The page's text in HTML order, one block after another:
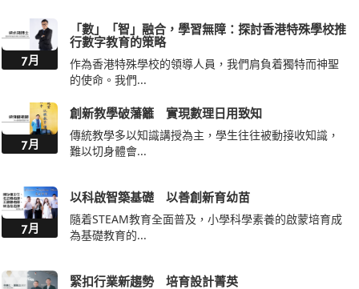
7月
「數」「智」融合，學習無障：探討香港特殊學校推
行數字教育的策略
作為香港特殊學校的領導人員，我們肩負着獨特而神聖
的使命。我們...
7月
創新教學破藩籬 實現數理日用致知
傳統教學多以知識講授為主，學生往往被動接收知識，
難以切身體會...
7月
以科啟智築基礎 以善創新育幼苗
隨着STEAM教育全面普及，小學科學素養的啟蒙培育成
為基礎教育的...
緊扣行業新趨勢 培育設計菁英